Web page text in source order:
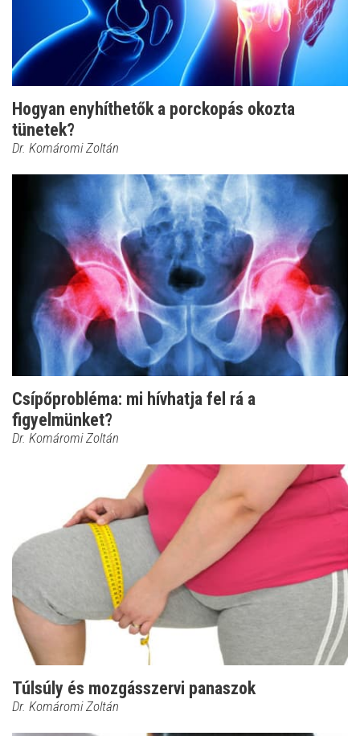
Hogyan enyhíthetők a porckopás okozta
tünetek?
Dr. Komáromi Zoltán
Csípőprobléma: mi hívhatja fel rá a
figyelmünket?
Dr. Komáromi Zoltán
Túlsúly és mozgásszervi panaszok
Dr. Komáromi Zoltán